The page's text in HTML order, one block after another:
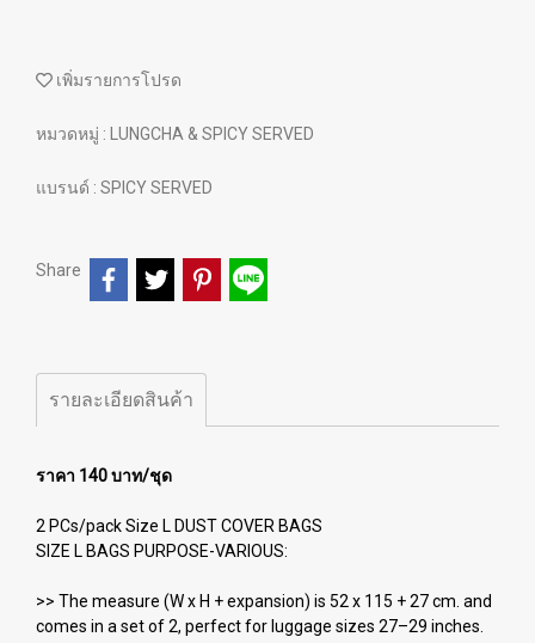
เพิ่มรายการโปรด
หมวดหมู่ : LUNGCHA & SPICY SERVED
แบรนด์ : SPICY SERVED
Share
รายละเอียดสินค้า
ราคา 140 บาท/ชุด
2 PCs/pack Size L DUST COVER BAGS
SIZE L BAGS PURPOSE-VARIOUS:
>> The measure (W x H + expansion) is 52 x 115 + 27 cm. and
comes in a set of 2, perfect for luggage sizes 27–29 inches.